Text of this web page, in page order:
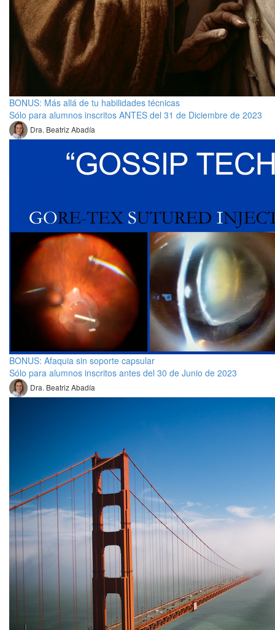
BONUS: Más allá de tu habilidades técnicas
Sólo para alumnos inscritos ANTES del 31 de Diciembre de 2023
Dra. Beatriz Abadía
BONUS: Afaquia sin soporte capsular
Sólo para alumnos inscritos antes del 30 de Junio de 2023
Dra. Beatriz Abadía